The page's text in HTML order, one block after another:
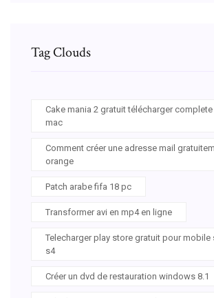
Tag Clouds
Cake mania 2 gratuit télécharger
mac
Comment créer une adresse mail
orange
Patch arabe fifa 18 pc
Transformer avi en mp4 en ligne
Telecharger play store gratuit pour mobile
s4
Créer un dvd de restauration windows 8.1